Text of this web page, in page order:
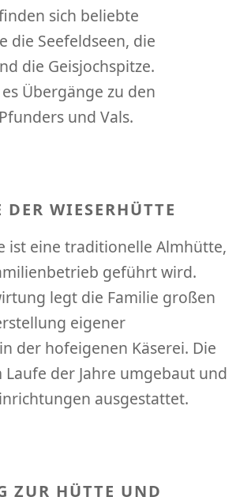
sich beliebte
die Seefeldseen, die
die Geisjochspitze.
Übergänge zu den
und Vals.
DER WIESERHÜTTE
ist eine traditionelle Almhütte,
geführt wird.
legt die Familie großen
eigener
der hofeigenen Käserei. Die
der Jahre umgebaut und
ausgestattet.
ZUR HÜTTE UND